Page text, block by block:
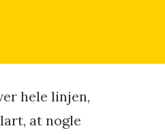
hele linjen,
at nogle